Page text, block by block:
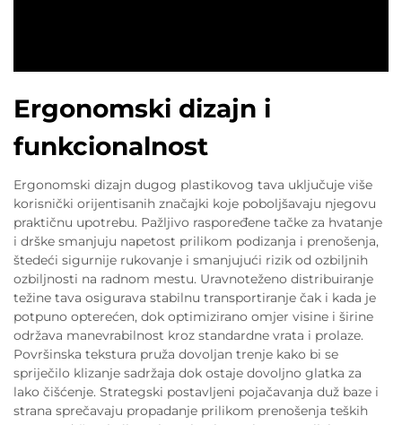
Ergonomski dizajn i
funkcionalnost
Ergonomski dizajn dugog plastikovog tava uključuje više
korisnički orijentisanih značajki koje poboljšavaju njegovu
praktičnu upotrebu. Pažljivo raspoređene tačke za hvatanje
i drške smanjuju napetost prilikom podizanja i prenošenja,
štedeći sigurnije rukovanje i smanjujući rizik od ozbiljnih
ozbiljnosti na radnom mestu. Uravnoteženo distribuiranje
težine tava osigurava stabilnu transportiranje čak i kada je
potpuno opterećen, dok optimizirano omjer visine i širine
održava manevrabilnost kroz standardne vrata i prolaze.
Površinska tekstura pruža dovoljan trenje kako bi se
spriječilo klizanje sadržaja dok ostaje dovoljno glatka za
lako čišćenje. Strategski postavljeni pojačavanja duž baze i
strana sprečavaju propadanje prilikom prenošenja teških